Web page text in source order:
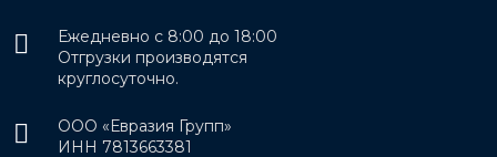
Ежедневно с 8:00 до 18:00
Отгрузки производятся
круглосуточно.
ООО «Евразия Групп»
ИНН 7813663381